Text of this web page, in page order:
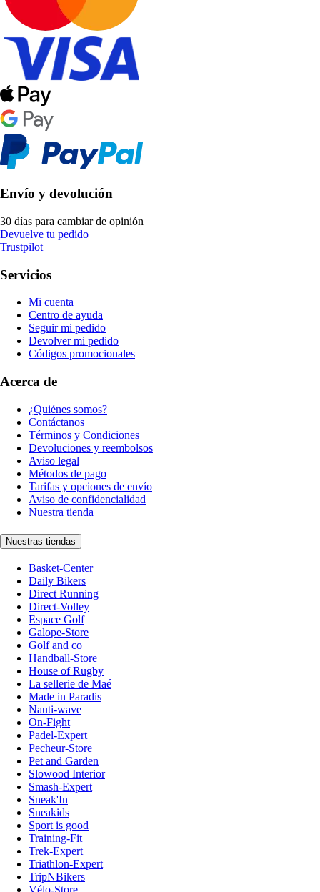
Envío y devolución
30 días para cambiar de opinión
Devuelve tu pedido
Trustpilot
Servicios
Mi cuenta
Centro de ayuda
Seguir mi pedido
Devolver mi pedido
Códigos promocionales
Acerca de
¿Quiénes somos?
Contáctanos
Términos y Condiciones
Devoluciones y reembolsos
Aviso legal
Métodos de pago
Tarifas y opciones de envío
Aviso de confidencialidad
Nuestra tienda
Nuestras tiendas
Basket-Center
Daily Bikers
Direct Running
Direct-Volley
Espace Golf
Galope-Store
Golf and co
Handball-Store
House of Rugby
La sellerie de Maé
Made in Paradis
Nauti-wave
On-Fight
Padel-Expert
Pecheur-Store
Pet and Garden
Slowood Interior
Smash-Expert
Sneak'In
Sneakids
Sport is good
Training-Fit
Trek-Expert
Triathlon-Expert
TripNBikers